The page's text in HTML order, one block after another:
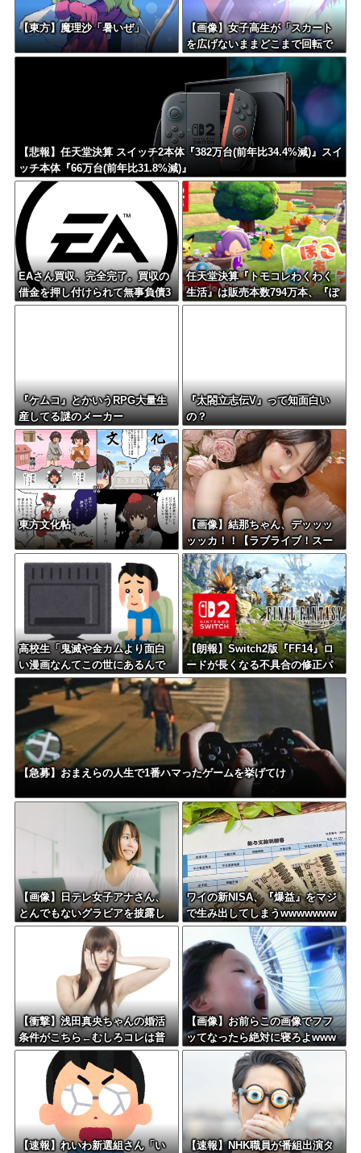
【東方】魔理沙「暑いぜ」
【画像】女子高生が「スカート
を広げないままどこまで回転で
きるか？」を自由研究の題材に
する → 衝撃の結果はこちら
ｗｗｗｗｗｗ
【悲報】任天堂決算 スイッチ2本体『382万台(前年比34.4%減)』スイ
ッチ本体『66万台(前年比31.8%減)』
EAさん買収、完全完了。買収の
借金を押し付けられて無事負債3
兆2000億円に
任天堂決算『トモコレわくわく
生活』は販売本数794万本、『ぽ
こ あ ポケモン』は946万本
『ケムコ』とかいうRPG大量生
産してる謎のメーカー
『太閤立志伝V』って知面白い
の？
東方文化帖
【画像】結那ちゃん、デッッッ
ッッカ！！【ラブライブ！スー
パースター!!】
高校生「鬼滅や金カムより面白
い漫画なんてこの世にあるんで
すか？ すごい漫画なら真剣に読
みたいです」
【朗報】Switch2版『FF14』ロ
ードが長くなる不具合の修正パ
ッチを本日配信
【急募】おまえらの人生で1番ハマったゲームを挙げてけ
【画像】日テレ女子アナさん、
とんでもないグラビアを披露し
た結果・・・
ワイの新NISA、『爆益』をマジ
で生み出してしまうwwwwwww
ww
【衝撃】浅田真央ちゃんの婚活
条件がこちら←むしろコレは普
通じゃね？w w w w w w w w
【画像】お前らこの画像でフフ
ッてなったら絶対に寝ろよwww
www
【速報】れいわ新選組さん「い
【速報】NHK職員が番組出演タ